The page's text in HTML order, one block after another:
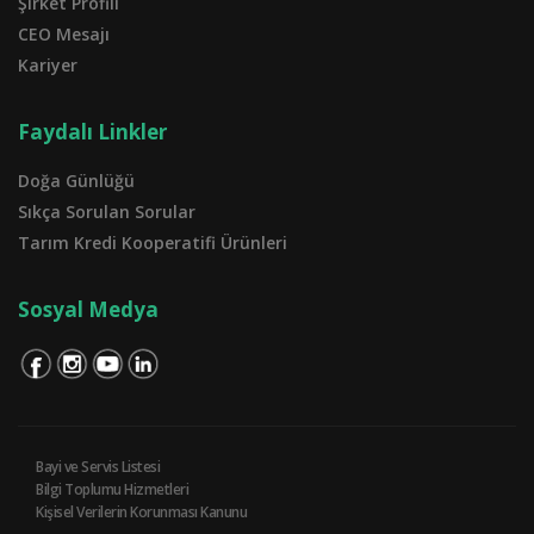
CEO Mesajı
Kariyer
Faydalı Linkler
Doğa Günlüğü
Sıkça Sorulan Sorular
Tarım Kredi Kooperatifi Ürünleri
Sosyal Medya
Bayi ve Servis Listesi
Bilgi Toplumu Hizmetleri
Kişisel Verilerin Korunması Kanunu